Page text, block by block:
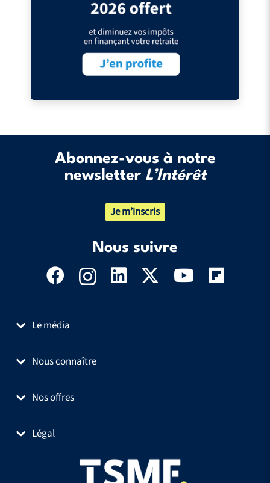
Abonnez-vous à notre
newsletter L’Intérêt
Je m’inscris
Nous suivre
Le média
Nous connaître
Nos offres
Légal